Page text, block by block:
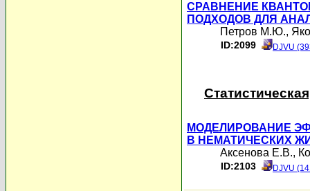
СРАВНЕНИЕ
ПОДХОДОВ ДЛЯ
Петров М.Ю.,
ID:2099 DJVU
МОДЕЛИРОВАНИЕ
В НЕМАТИЧЕСКИХ
Аксенова Е.В.,
ID:2103 DJVU